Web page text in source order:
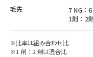
毛先
7 NG：
1剤：2
※比率は組み合わせ比
※1 剤：2 剤は混合比